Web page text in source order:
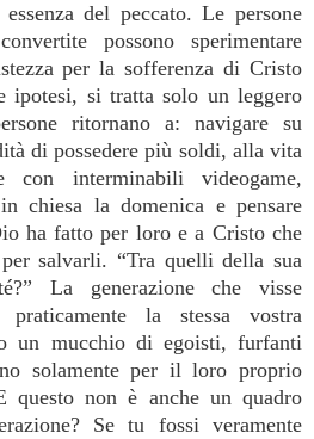
del peccato. Le persone
possono sperimentare
per la sofferenza di Cristo
ipotesi, si tratta solo un leggero
ritornano a: navigare su
di possedere più soldi, alla vita
interminabili videogame,
chiesa la domenica e pensare
ha fatto per loro e a Cristo che
salvarli. “Tra quelli della sua
La generazione che visse
la stessa vostra
un mucchio di egoisti, furfanti
solamente per il loro proprio
questo non è anche un quadro
Se tu fossi veramente